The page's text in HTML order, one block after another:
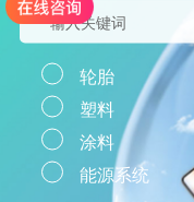
轮胎
塑料
涂料
能源系统